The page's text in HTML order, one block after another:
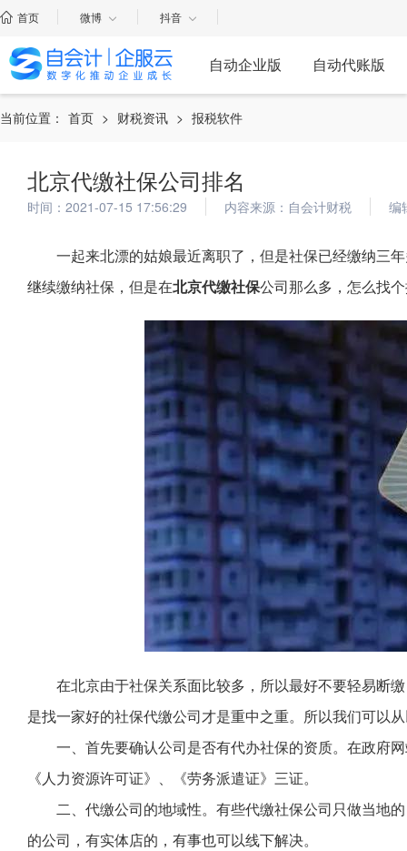
首页 微博 抖音
自动企业版 自动代账版
当前位置： 首页 > 财税资讯 > 报税软件
北京代缴社保公司排名
时间：2021-07-15 17:56:29 内容来源：自会计财税 编
一起来北漂的姑娘最近离职了，但是社保已经缴纳三
继续缴纳社保，但是在北京代缴社保公司那么多，怎么找
在北京由于社保关系面比较多，所以最好不要轻易断
是找一家好的社保代缴公司才是重中之重。所以我们可以
一、首先要确认公司是否有代办社保的资质。在政府
《人力资源许可证》、《劳务派遣证》三证。
二、代缴公司的地域性。有些代缴社保公司只做当地
的公司，有实体店的，有事也可以线下解决。